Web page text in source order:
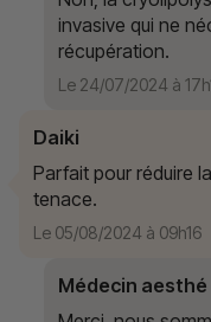
invasive qui ne
récupération.
Le 24/07/2024 à
Daiki
Parfait pour réduire
tenace.
Le 05/08/2024 à 09h16
Médecin aesthé